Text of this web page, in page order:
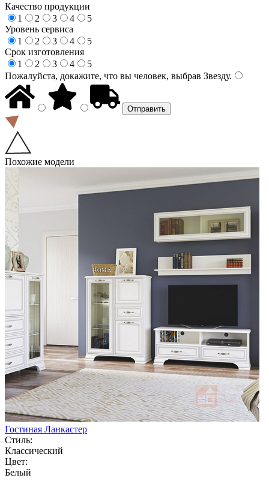
Качество продукции
1
2 3 4
5
Уровень сервиса
1
2 3 4
5
Срок изготовления
1
2 3 4
5
Пожалуйста, докажите, что вы человек, выбрав Звезду.
Похожие модели
Гостиная Ланкастер
Стиль:
Классический
Цвет:
Белый